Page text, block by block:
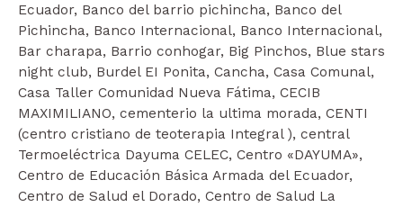
Ecuador, Banco del barrio pichincha, Banco del
Pichincha, Banco Internacional, Banco Internacional,
Bar charapa, Barrio conhogar, Big Pinchos, Blue stars
night club, Burdel EI Ponita, Cancha, Casa Comunal,
Casa Taller Comunidad Nueva Fátima, CECIB
MAXIMILIANO, cementerio la ultima morada, CENTI
(centro cristiano de teoterapia Integral ), central
Termoeléctrica Dayuma CELEC, Centro «DAYUMA»,
Centro de Educación Básica Armada del Ecuador,
Centro de Salud el Dorado, Centro de Salud La